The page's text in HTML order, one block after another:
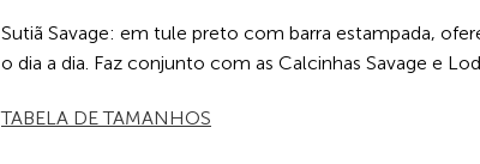
Sutiã Savage: em tule preto com barra estampada,
o dia a dia. Faz conjunto com as Calcinhas Savage e
TABELA DE TAMANHOS